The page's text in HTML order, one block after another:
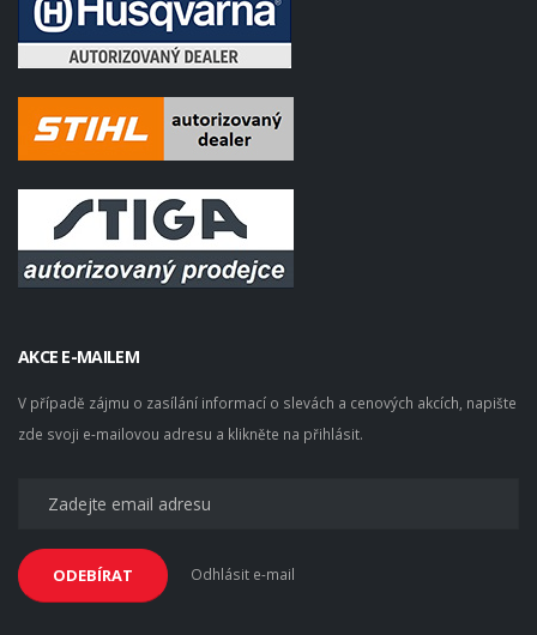
AKCE E-MAILEM
V případě zájmu o zasílání informací o slevách a cenových akcích, napište
zde svoji e-mailovou adresu a klikněte na přihlásit.
ODEBÍRAT Odhlásit e-mail